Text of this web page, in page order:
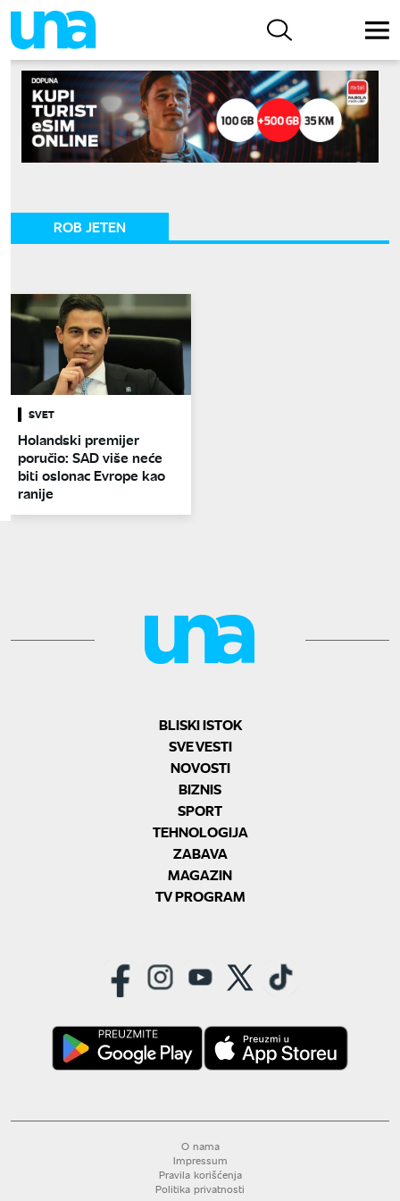
ROB JETEN
SVET
Holandski premijer
poručio: SAD više neće
biti oslonac Evrope kao
ranije
BLISKI ISTOK
SVE VESTI
NOVOSTI
BIZNIS
SPORT
TEHNOLOGIJA
ZABAVA
MAGAZIN
TV PROGRAM
O nama
Impressum
Pravila korišćenja
Politika privatnosti